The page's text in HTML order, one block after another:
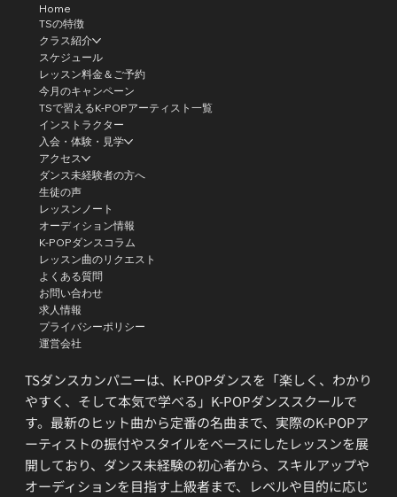
TSダンスカンパニーは、K-POPダンスを「楽しく、わかり
やすく、そして本気で学べる」K-POPダンススクールで
す。最新のヒット曲から定番の名曲まで、実際のK-POPア
ーティストの振付やスタイルをベースにしたレッスンを展
開しており、ダンス未経験の初心者から、スキルアップや
オーディションを目指す上級者まで、レベルや目的に応じ
Home
TSの特徴
クラス紹介
スケジュール
レッスン料金＆ご予約
今月のキャンペーン
TSで習えるK-POPアーティスト一覧
インストラクター
入会・体験・見学
アクセス
ダンス未経験者の方へ
生徒の声
レッスンノート
オーディション情報
K-POPダンスコラム
レッスン曲のリクエスト
よくある質問
お問い合わせ
求人情報
プライバシーポリシー
運営会社